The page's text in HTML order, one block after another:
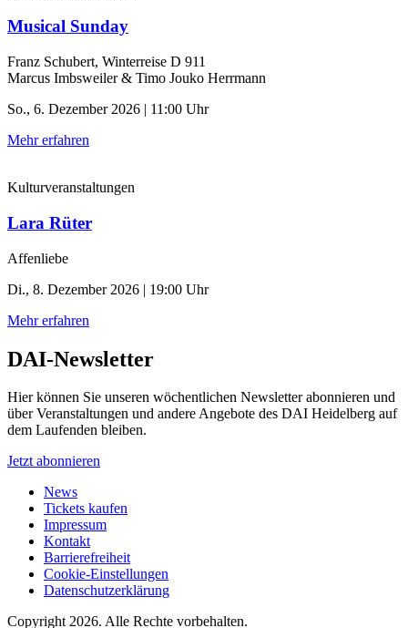
Musical Sunday
Franz Schubert, Winterreise D 911
Marcus Imbsweiler & Timo Jouko Herrmann
So., 6. Dezember 2026 | 11:00 Uhr
Mehr erfahren
Kulturveranstaltungen
Lara Rüter
Affenliebe
Di., 8. Dezember 2026 | 19:00 Uhr
Mehr erfahren
DAI-Newsletter
Hier können Sie unseren wöchentlichen Newsletter abonnieren und
über Veranstaltungen und andere Angebote des DAI Heidelberg auf
dem Laufenden bleiben.
Jetzt abonnieren
News
Tickets kaufen
Impressum
Kontakt
Barrierefreiheit
Cookie-Einstellungen
Datenschutzerklärung
Copyright 2026. Alle Rechte vorbehalten.